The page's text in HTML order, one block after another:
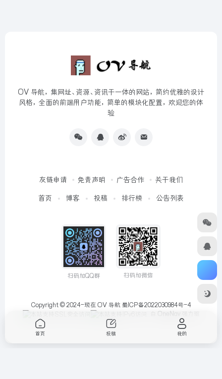
OV 导航，集网址、资源、资讯于一体的网站，简约优雅的设计
风格，全面的前端用户功能，简单的模块化配置，欢迎您的体
验
友链申请 免责声明 广告合作 关于我们
首页 博客 投稿 排行榜 公告列表
扫码加QQ群 扫码加微信
Copyright © 2024-现在 OV 导航 蜀ICP备2022030984号-4
动
首页 投稿 我的